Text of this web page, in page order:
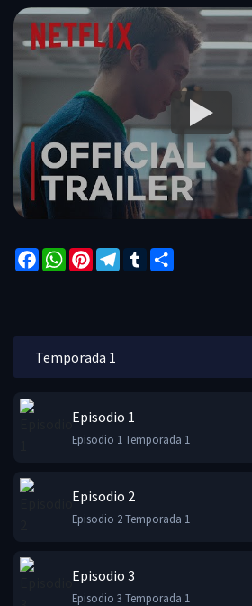
FacebookWhatsAppPinterest
Telegram
Tumblr
Episodio 1
Episodio 1 Temporada 1
Episodio 2
Episodio 2 Temporada 1
Episodio 3
Episodio 3 Temporada 1